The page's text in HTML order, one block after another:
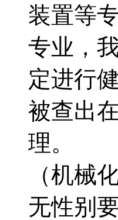
装置等
专业，
定进行
被查出
理。 第
（机械
无性别